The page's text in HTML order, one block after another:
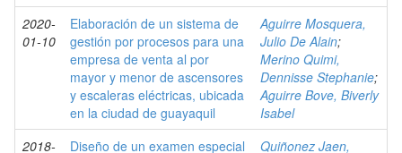
2020-
01-10
Elaboración de un sistema de
gestión por procesos para una
empresa de venta al por
mayor y menor de ascensores
y escaleras eléctricas, ubicada
en la ciudad de guayaquil
Aguirre Mosquera,
Julio De Alain;
Merino Quimi,
Dennisse Stephanie;
Aguirre Bove, Biverly
Isabel
2018-
Diseño de un examen especial
Quiñonez Jaen,